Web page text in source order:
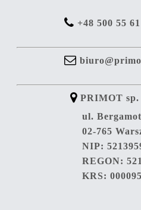
+48 500 55 61
PRIMOT sp.
ul.
02-765
NIP:
REGON:
KRS: